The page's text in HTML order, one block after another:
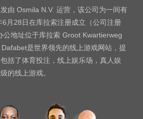
由 Osmila N.V. 运营，该公司为一间有
月28日在库拉索注册成立（公司注册
公地址位于库拉索 Groot Kwartierweg
是世界领先的线上游戏网站，提
括了体育投注，线上娱乐场，真人娱
的线上游戏。